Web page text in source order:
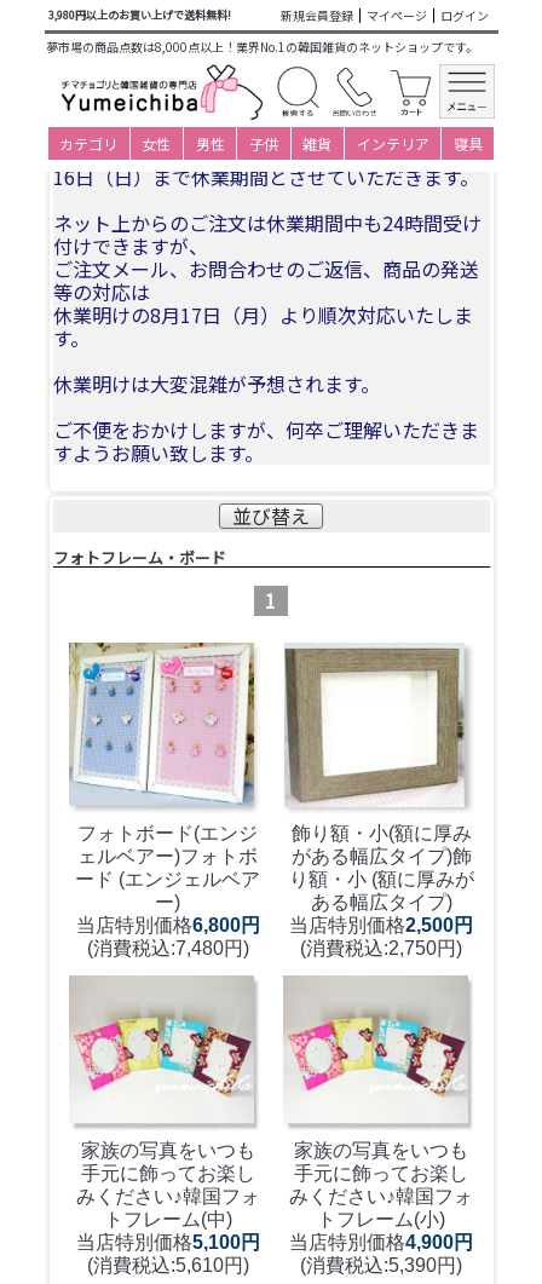
3,980円以上のお買い上げで送料無料! 新規会員登録 マイページ
ログイン
夢市場の商品点数は8,000点以上！業界No.1の韓国雑貨のネットショップです。
カテゴリ 女性 男性 子供 雑貨 インテリア 寝具
商品カテゴリ一覧>韓国雑貨 インテリア用品> フォトフレ
ーム・ボード
夏季休業についてお知らせ
誠に勝手ながら、2026年8月11日(火)〜2026年8月
16日（日）まで休業期間とさせていただきます。
ネット上からのご注文は休業期間中も24時間受け
付けできますが、
ご注文メール、お問合わせのご返信、商品の発送
等の対応は
休業明けの8月17日（月）より順次対応いたしま
す。
休業明けは大変混雑が予想されます。
ご不便をおかけしますが、何卒ご理解いただきま
すようお願い致します。
並び替え
フォトフレーム・ボード
1
フォトボード(エンジ
ェルベアー)フォトボ
ード (エンジェルベア
ー)
当店特別価格6,800円
(消費税込:7,480円)
飾り額・小(額に厚み
がある幅広タイプ)飾
り額・小 (額に厚みが
ある幅広タイプ)
当店特別価格2,500円
(消費税込:2,750円)
家族の写真をいつも
手元に飾ってお楽し
みください♪韓国フォ
トフレーム(中)
当店特別価格5,100円
(消費税込:5,610円)
家族の写真をいつも
手元に飾ってお楽し
みください♪韓国フォ
トフレーム(小)
当店特別価格4,900円
(消費税込:5,390円)